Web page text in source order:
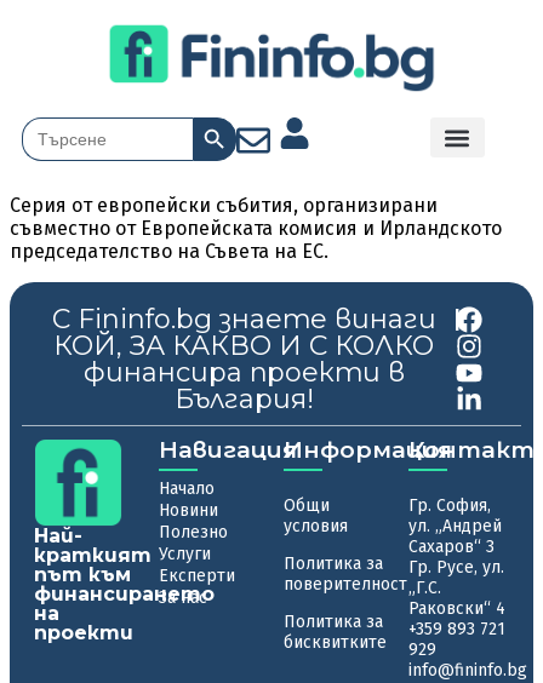
Search
for:
Search Button
Серия от европейски събития, организирани
съвместно от Европейската комисия и Ирландското
председателство на Съвета на ЕС.
С Fininfo.bg знаете винаги
КОЙ, ЗА КАКВО И С КОЛКО
финансира проекти в
България!
|
Най-
краткият
път към
финансирането
на
проекти
Навигация
Начало
Новини
Полезно
Услуги
Експерти
За нас
Информация
Общи
условия
Политика за
поверителност
Политика за
бисквитките
Гр. София,
ул. „Андрей
Сахаров“ 3
Гр. Русе, ул.
„Г.С.
Раковски“ 4
+359 893 721
929
info@fininfo.bg